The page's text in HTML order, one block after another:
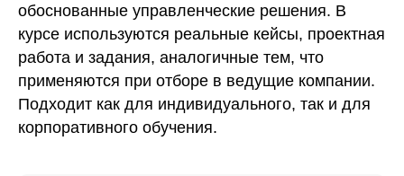
обоснованные управленческие решения. В
курсе используются реальные кейсы, проектная
работа и задания, аналогичные тем, что
применяются при отборе в ведущие компании.
Подходит как для индивидуального, так и для
корпоративного обучения.